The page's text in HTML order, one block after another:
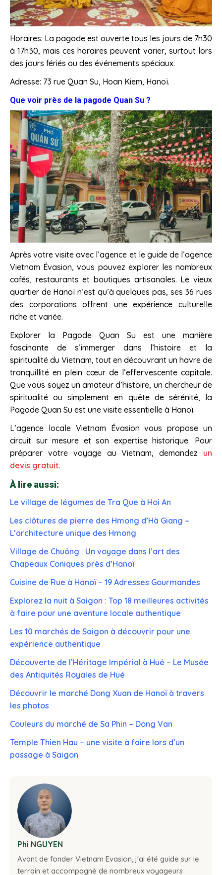
Horaires: La pagode est ouverte tous les jours de 7h30
à 17h30, mais ces horaires peuvent varier, surtout lors
des jours fériés ou des événements spéciaux.
Adresse: 73 rue Quan Su, Hoan Kiem, Hanoï.
Que voir près de la pagode Quan Su ?
Après votre visite avec l’agence et le guide de l’agence
Vietnam Évasion, vous pouvez explorer les nombreux
cafés, restaurants et boutiques artisanales. Le vieux
quartier de Hanoï n’est qu’à quelques pas, ses 36 rues
des corporations offrent une expérience culturelle
riche et variée.
Explorer la Pagode Quan Su est une manière
fascinante de s’immerger dans l’histoire et la
spiritualité du Vietnam, tout en découvrant un havre de
tranquillité en plein cœur de l’effervescente capitale.
Que vous soyez un amateur d’histoire, un chercheur de
spiritualité ou simplement en quête de sérénité, la
Pagode Quan Su est une visite essentielle à Hanoï.
L’agence locale Vietnam Évasion vous propose un
circuit sur mesure et son expertise historique. Pour
préparer votre voyage au Vietnam, demandez un
devis gratuit.
À lire aussi:
Le village de légumes de Tra Que à Hoi An
Les clôtures de pierre des Hmong d’Hà Giang –
L’architecture unique des Hmong
Village de Chuông : Un voyage dans l’art des
Chapeaux Coniques près d’Hanoï
Cuisine de Rue à Hanoï – 19 Adresses Gourmandes
Explorez la nuit à Saigon : Top 18 meilleures activités
à faire pour une aventure locale authentique
Les 10 marchés de Saigon à découvrir pour une
expérience authentique
Découverte de l’Héritage Impérial à Hué – Le Musée
des Antiquités Royales de Hué
Découvrir le marché Dong Xuan de Hanoï à travers
les photos
Couleurs du marché de Sa Phin – Dong Van
Temple Thien Hau – une visite à faire lors d’un
passage à Saigon
Phi NGUYEN
Avant de fonder Vietnam Evasion, j'ai été guide sur le
terrain et accompagné de nombreux voyageurs